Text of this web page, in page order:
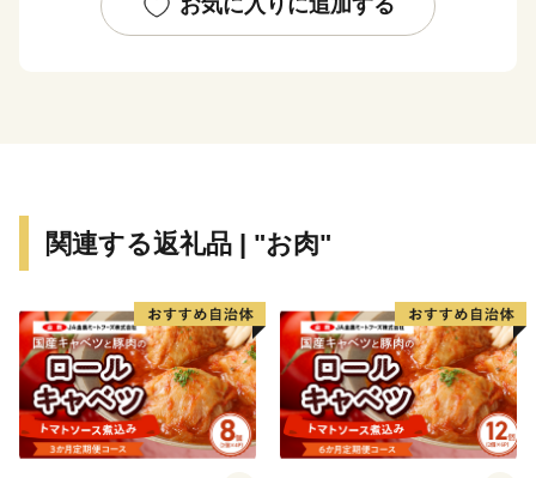
町です。
も記載されており、その風土記に登場する大人（おおひ
チーフとした「たか坊」が町のＰＲをしています。
★ABCテレビのニュース情報番組「キャスト」で「 畑
中義和商店 」” つやの玉 ”が紹介されました！
👉 『つやの玉』・『こんにゃく美肌たおる』×2ｾｯﾄ
お気に入りに追加する
関連する返礼品 | "お肉"